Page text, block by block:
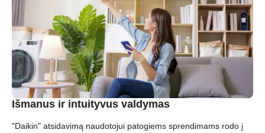
Išmanus ir intuityvus valdymas
"Daikin" atsidavimą naudotojui patogiems sprendimams rodo į